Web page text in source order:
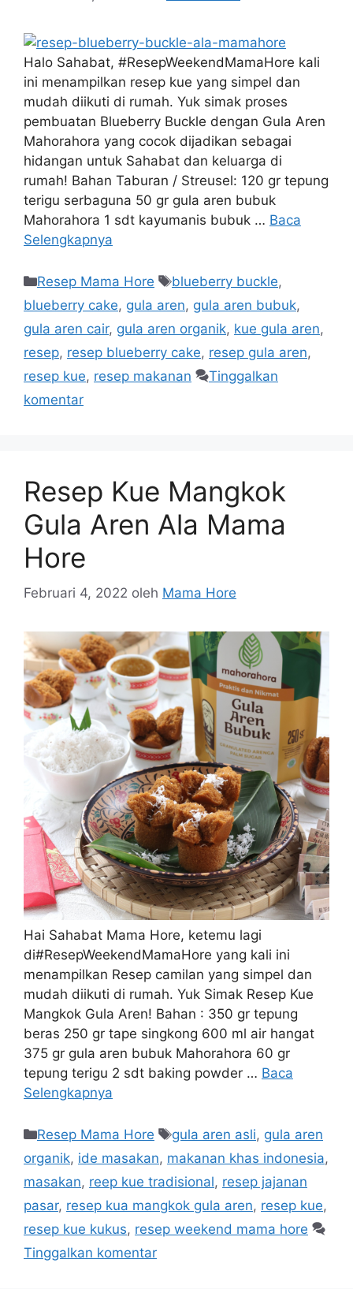
Halo Sahabat, #ResepWeekendMamaHore kali
ini menampilkan resep kue yang simpel dan
mudah diikuti di rumah. Yuk simak proses
pembuatan Blueberry Buckle dengan Gula Aren
Mahorahora yang cocok dijadikan sebagai
hidangan untuk Sahabat dan keluarga di
rumah! Bahan Taburan / Streusel: 120 gr tepung
terigu serbaguna 50 gr gula aren bubuk
Mahorahora 1 sdt kayumanis bubuk … Baca
Selengkapnya
Resep Mama Hore blueberry buckle,
blueberry cake, gula aren, gula aren bubuk,
gula aren cair, gula aren organik, kue gula aren,
resep, resep blueberry cake, resep gula aren,
resep kue, resep makanan
Tinggalkan
komentar
Resep Kue Mangkok
Gula Aren Ala Mama
Hore
Februari 4, 2022 oleh Mama Hore
Hai Sahabat Mama Hore, ketemu lagi
di#ResepWeekendMamaHore yang kali ini
menampilkan Resep camilan yang simpel dan
mudah diikuti di rumah. Yuk Simak Resep Kue
Mangkok Gula Aren! Bahan : 350 gr tepung
beras 250 gr tape singkong 600 ml air hangat
375 gr gula aren bubuk Mahorahora 60 gr
tepung terigu 2 sdt baking powder … Baca
Selengkapnya
Resep Mama Hore gula aren asli, gula aren
organik, ide masakan, makanan khas indonesia,
masakan, reep kue tradisional, resep jajanan
pasar, resep kua mangkok gula aren, resep kue,
resep kue kukus, resep weekend mama hore
Tinggalkan komentar